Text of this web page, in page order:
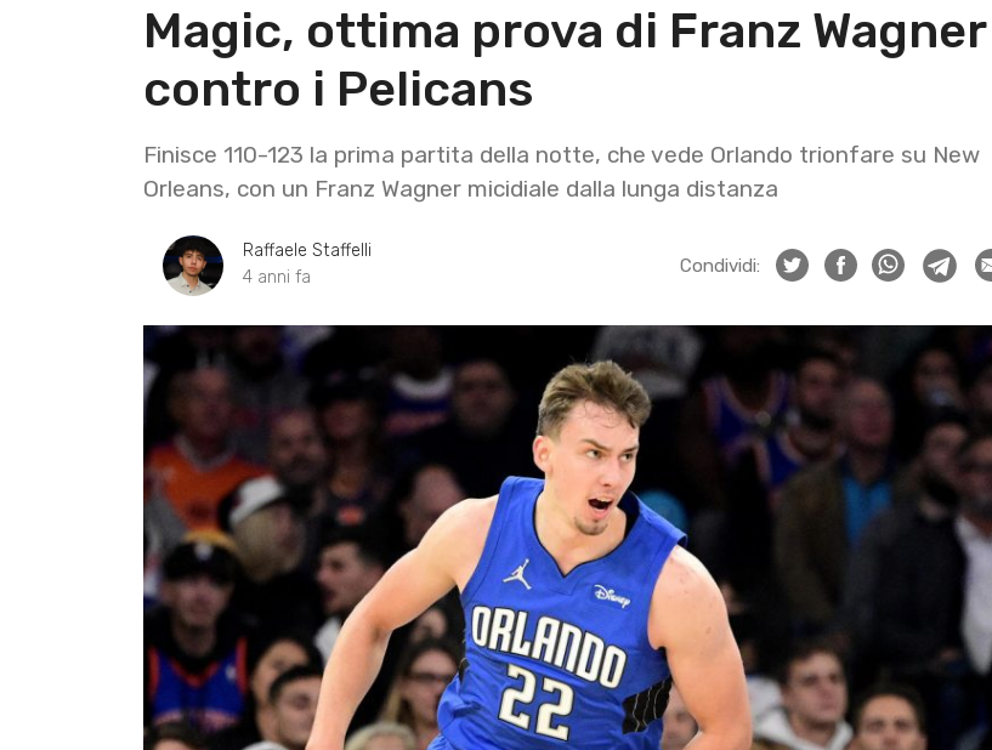
Magic, ottima prova di Franz Wagner
contro i Pelicans
Finisce 110-123 la prima partita della notte, che vede Orlando trionfare su New
Orleans, con un Franz Wagner micidiale dalla lunga distanza
Raffaele Staffelli
4 anni fa
Condividi: